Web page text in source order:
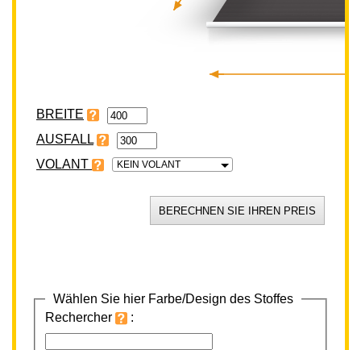
BREITE
VOLANT KEIN VOLANT
Wählen Sie hier Farbe/Design des Stoffes
Rechercher
: